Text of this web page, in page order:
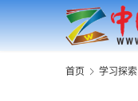
首页 学习探索